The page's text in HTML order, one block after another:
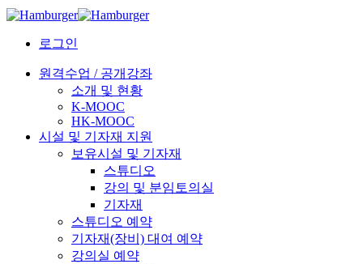
로그인
원격수업 / 공개강좌
소개 및 현황
K-MOOC
HK-MOOC
시설 및 기자재 지원
보유시설 및 기자재
스튜디오
강의 및 분임토의실
기자재
스튜디오 예약
기자재(장비) 대여 예약
강의실 예약